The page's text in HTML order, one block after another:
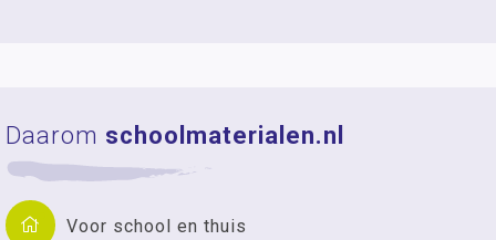
Daarom schoolmaterialen.nl
Voor school en thuis